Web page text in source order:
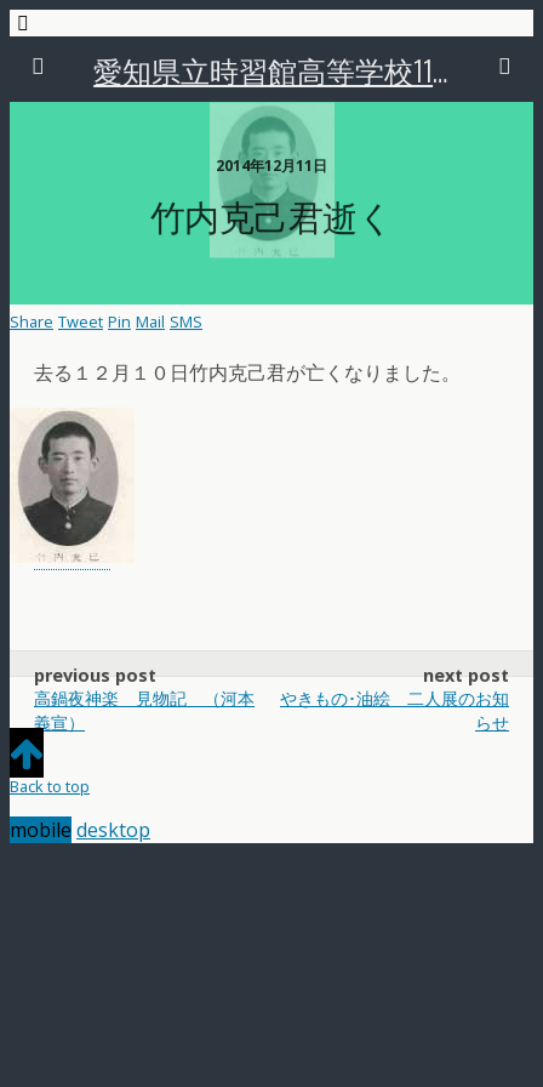
愛知県立時習館高等学校11回生
2014年12月11日
竹内克己君逝く
Share Tweet Pin Mail SMS
去る１２月１０日竹内克己君が亡くなりました。
previous post
高鍋夜神楽 見物記 （河本
義宣）
next post
やきもの･油絵 二人展のお知
らせ
Back to top
mobile desktop